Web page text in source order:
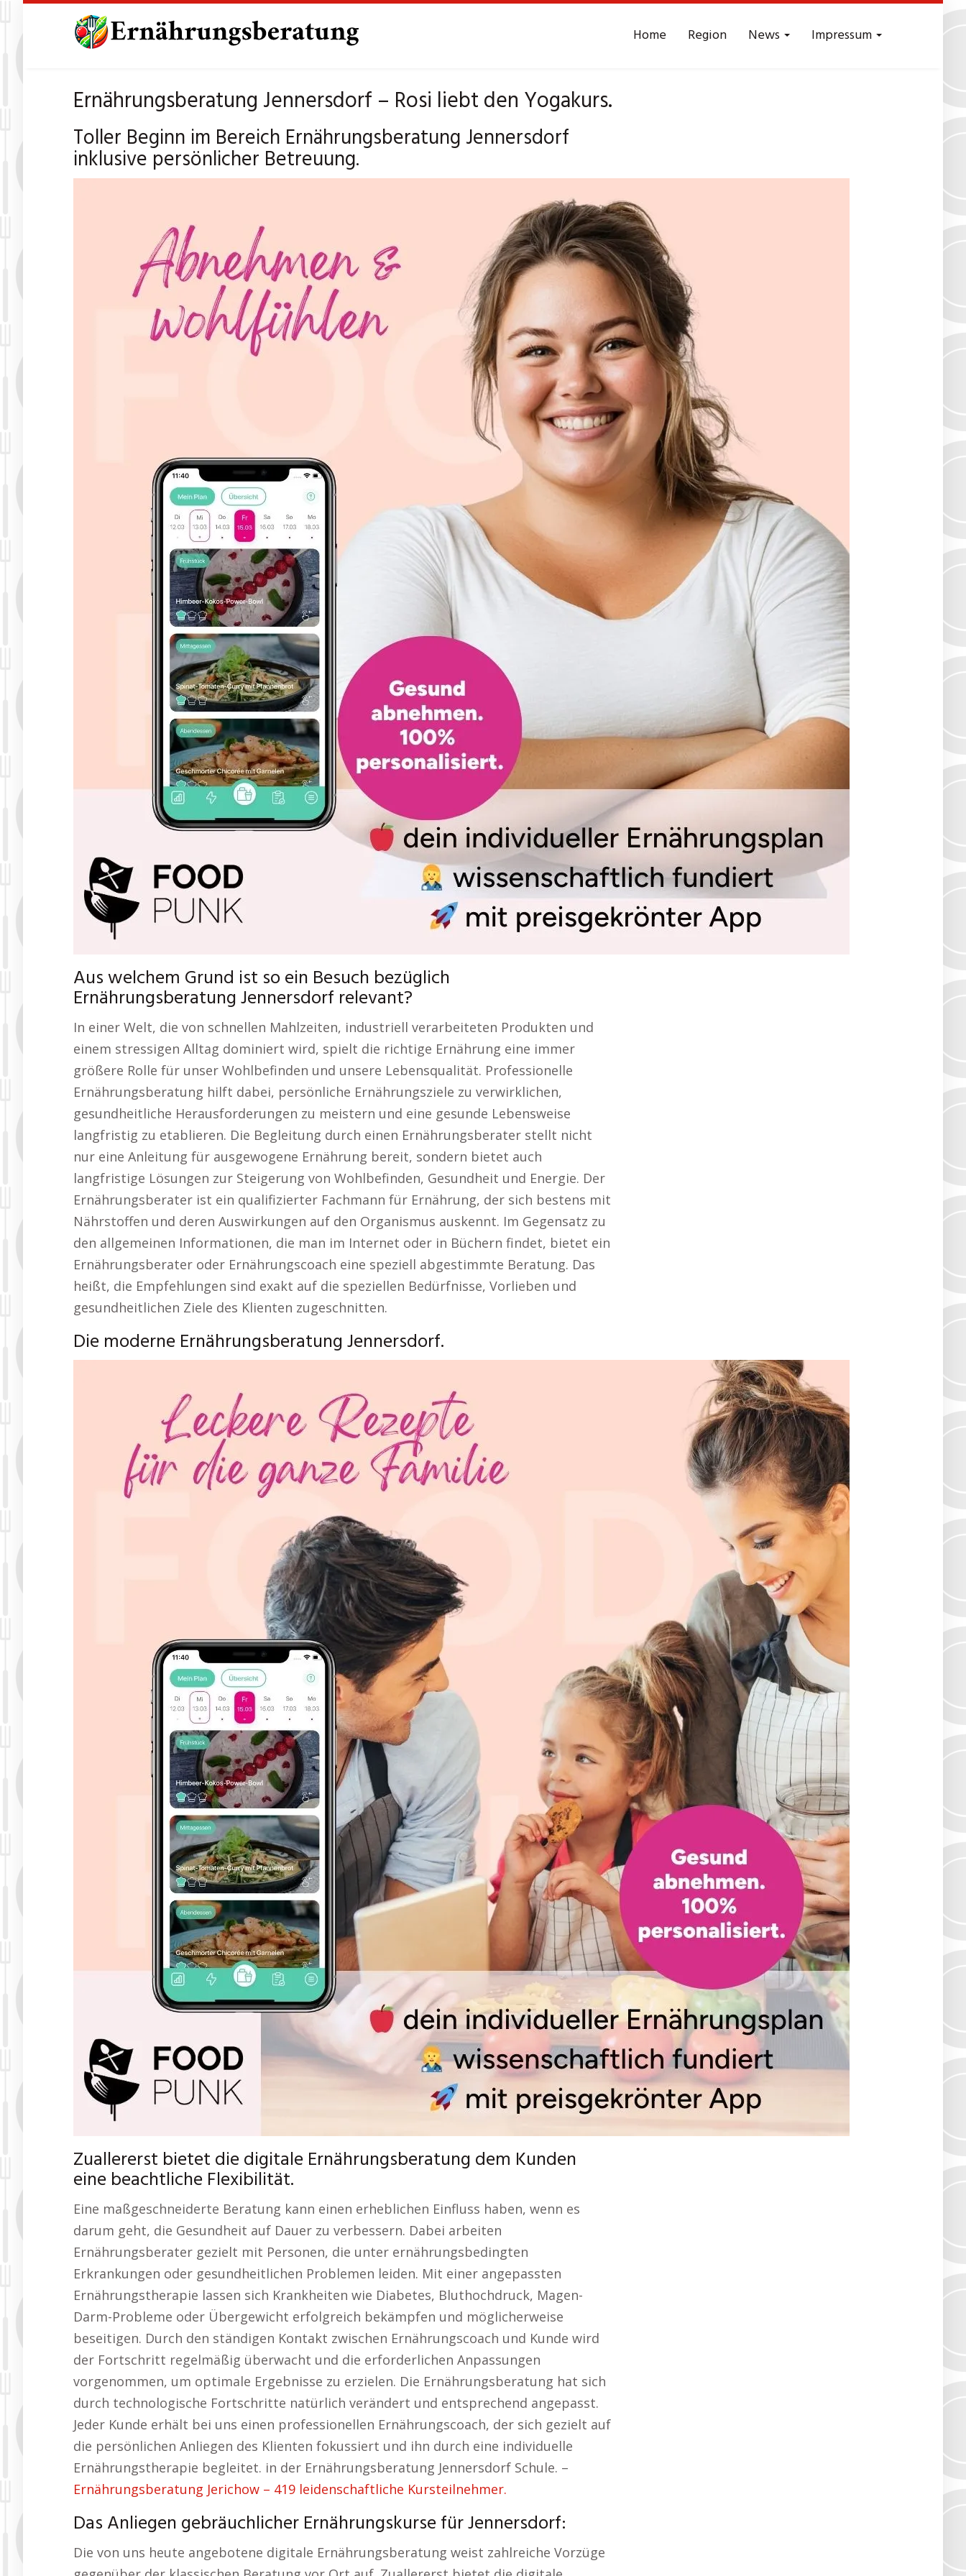
Home Region News Impressum
Ernährungsberatung Jennersdorf – Rosi liebt den Yogakurs.
Toller Beginn im Bereich Ernährungsberatung Jennersdorf
inklusive persönlicher Betreuung.
Aus welchem Grund ist so ein Besuch bezüglich
Ernährungsberatung Jennersdorf relevant?
In einer Welt, die von schnellen Mahlzeiten, industriell verarbeiteten Produkten und
einem stressigen Alltag dominiert wird, spielt die richtige Ernährung eine immer
größere Rolle für unser Wohlbefinden und unsere Lebensqualität. Professionelle
Ernährungsberatung hilft dabei, persönliche Ernährungsziele zu verwirklichen,
gesundheitliche Herausforderungen zu meistern und eine gesunde Lebensweise
langfristig zu etablieren. Die Begleitung durch einen Ernährungsberater stellt nicht
nur eine Anleitung für ausgewogene Ernährung bereit, sondern bietet auch
langfristige Lösungen zur Steigerung von Wohlbefinden, Gesundheit und Energie. Der
Ernährungsberater ist ein qualifizierter Fachmann für Ernährung, der sich bestens mit
Nährstoffen und deren Auswirkungen auf den Organismus auskennt. Im Gegensatz zu
den allgemeinen Informationen, die man im Internet oder in Büchern findet, bietet ein
Ernährungsberater oder Ernährungscoach eine speziell abgestimmte Beratung. Das
heißt, die Empfehlungen sind exakt auf die speziellen Bedürfnisse, Vorlieben und
gesundheitlichen Ziele des Klienten zugeschnitten.
Die moderne Ernährungsberatung Jennersdorf.
Zuallererst bietet die digitale Ernährungsberatung dem Kunden
eine beachtliche Flexibilität.
Eine maßgeschneiderte Beratung kann einen erheblichen Einfluss haben, wenn es
darum geht, die Gesundheit auf Dauer zu verbessern. Dabei arbeiten
Ernährungsberater gezielt mit Personen, die unter ernährungsbedingten
Erkrankungen oder gesundheitlichen Problemen leiden. Mit einer angepassten
Ernährungstherapie lassen sich Krankheiten wie Diabetes, Bluthochdruck, Magen-
Darm-Probleme oder Übergewicht erfolgreich bekämpfen und möglicherweise
beseitigen. Durch den ständigen Kontakt zwischen Ernährungscoach und Kunde wird
der Fortschritt regelmäßig überwacht und die erforderlichen Anpassungen
vorgenommen, um optimale Ergebnisse zu erzielen. Die Ernährungsberatung hat sich
durch technologische Fortschritte natürlich verändert und entsprechend angepasst.
Jeder Kunde erhält bei uns einen professionellen Ernährungscoach, der sich gezielt auf
die persönlichen Anliegen des Klienten fokussiert und ihn durch eine individuelle
Ernährungstherapie begleitet. in der Ernährungsberatung Jennersdorf Schule. –
Ernährungsberatung Jerichow – 419 leidenschaftliche Kursteilnehmer.
Das Anliegen gebräuchlicher Ernährungskurse für Jennersdorf:
Die von uns heute angebotene digitale Ernährungsberatung weist zahlreiche Vorzüge